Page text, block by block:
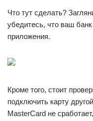
Что тут сделать?
убедитесь, что ваш
приложения.
Кроме того, стоит
подключить карту
MasterCard не